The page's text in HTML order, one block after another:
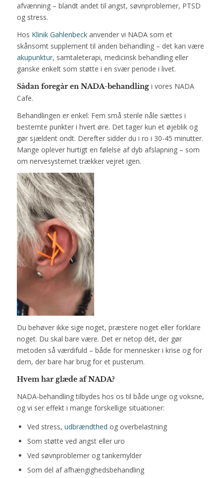
afvænning – blandt andet til angst, søvnproblemer, PTSD
og stress.
Hos Klinik Gahlenbeck anvender vi NADA som et
skånsomt supplement til anden behandling – det kan være
akupunktur, samtaleterapi, medicinsk behandling eller
ganske enkelt som støtte i en svær periode i livet.
Sådan foregår en NADA-behandlingi vores NADA
Cafe.
Behandlingen er enkel: Fem små sterile nåle sættes i
bestemte punkter i hvert øre. Det tager kun et øjeblik og
gør sjældent ondt. Derefter sidder du i ro i 30-45 minutter.
Mange oplever hurtigt en følelse af dyb afslapning – som
om nervesystemet trækker vejret igen.
Du behøver ikke sige noget, præstere noget eller forklare
noget. Du skal bare være. Det er netop dét, der gør
metoden så værdifuld – både for mennesker i krise og for
dem, der bare har brug for et pusterum.
Hvem har glæde af NADA?
NADA-behandling tilbydes hos os til både unge og voksne,
og vi ser effekt i mange forskellige situationer:
Ved stress, udbrændthed og overbelastning
Som støtte ved angst eller uro
Ved søvnproblemer og tankemylder
Som del af afhængighedsbehandling